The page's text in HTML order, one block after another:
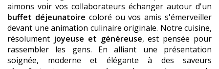
aimons voir vos collaborateurs échanger autour d'un
buffet déjeunatoire coloré ou vos amis s'émerveiller
devant une animation culinaire originale. Notre cuisine,
résolument joyeuse et généreuse, est pensée pour
rassembler les gens. En alliant une présentation
soignée, moderne et élégante à des saveurs